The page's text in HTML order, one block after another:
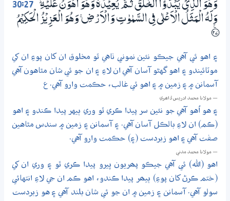
30:27
وَهُوَ الَّذِيْ يَبْدَؤُا الْـخَــلْقَ ثُـمَّ يُعِيْدُهٗ وَهُوَ اَهْوَنُ عَلَيْهِ ۭ
وَلَهُ الْمَثَلُ الْاَعْلٰى فِي السَّمٰوٰتِ وَالْاَرْضِ ۚ وَهُوَ الْعَزِيْزُ الْحَكِيْمُ
؀ۧ27
۽ اهو ئي آهي جيڪو نئين نموني ٺاهي ٿو مخلوق ان کان پوءِ ان کي
موٽائيندو ۽ اهو گهڻو آسان آهي ان لاءِ ۽ ان جو ئي شان مٿاهون آهي
آسمانن ۾ ۽ زمين ۾ ۽ اهو ئي غالب، حڪمت وارو آهي. ع
— مولانا محمد ادريس ڏاھري
۽ هو اُهو آهي جو نئين سر پيدا ڪري ٿو وري ٻيهر پيدا ڪندو ۽ اهو
(ڪم) ان لاءِ بالڪل آسان آهي. ۽ آسمانن ۽ زمين ۾ سندس مٿاهين
صفت آهي ۽ اهو زبردست (۽) حڪمت وارو آهي.
— مولانا محمد مدني
اهو (الله) ئي آهي جيڪو پھريون ڀيرو پيدا ڪري ٿو ۽ وري ان کي
(ختم ڪرڻ کان پوءِ) ٻيھر پيدا ڪندو، اهو ڪم ان جي لاءِ انتهائي
سولو آهي. آسمانن ۽ زمين ۾ ان جو ئي شان بلند آهي ۽ هو زبردست